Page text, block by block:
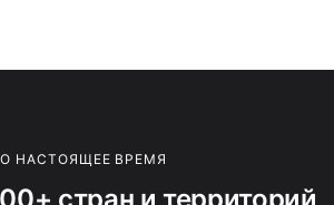
НАСТОЯЩЕЕ ВРЕМЯ